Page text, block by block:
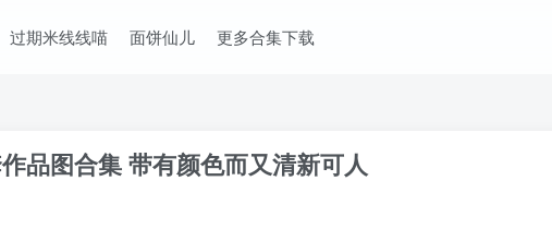
过期米线线喵 面饼仙儿 更多合集下载
品图合集 带有颜色而又清新可人